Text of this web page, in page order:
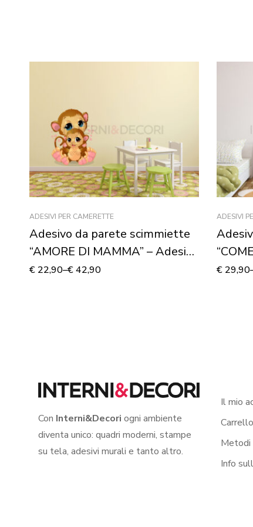
ADESIVI PER CAMERETTE
Adesivo da parete scimmiette
“AMORE DI MAMMA” – Adesivo
murale
€ 22,90–€42,90
ADESIVI
€29,90
Con Interni&Decori ogni ambiente
diventa unico: quadri moderni, stampe
su tela, adesivi murali e tanto altro.
Il mio
Carrello
Metodi
Info